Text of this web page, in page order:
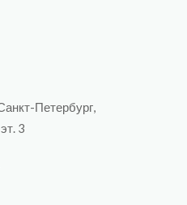
Петербург,
3